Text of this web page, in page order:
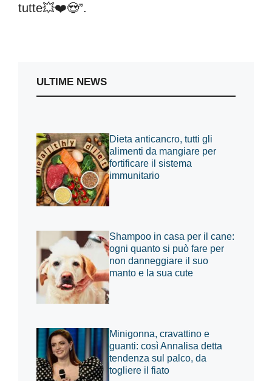
tutte💥❤️😍”.
ULTIME NEWS
Dieta anticancro, tutti gli
alimenti da mangiare per
fortificare il sistema
immunitario
Shampoo in casa per il cane:
ogni quanto si può fare per
non danneggiare il suo
manto e la sua cute
Minigonna, cravattino e
guanti: così Annalisa detta
tendenza sul palco, da
togliere il fiato